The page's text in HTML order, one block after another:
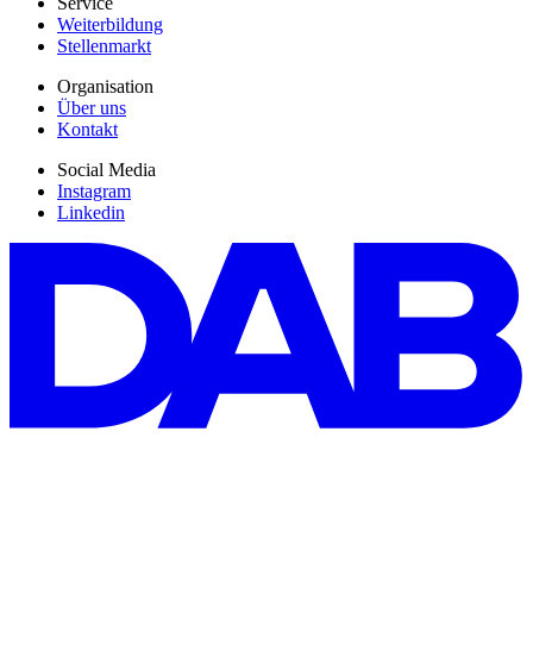
Weiterbildung
Stellenmarkt
Organisation
Über uns
Kontakt
Social Media
Instagram
Linkedin